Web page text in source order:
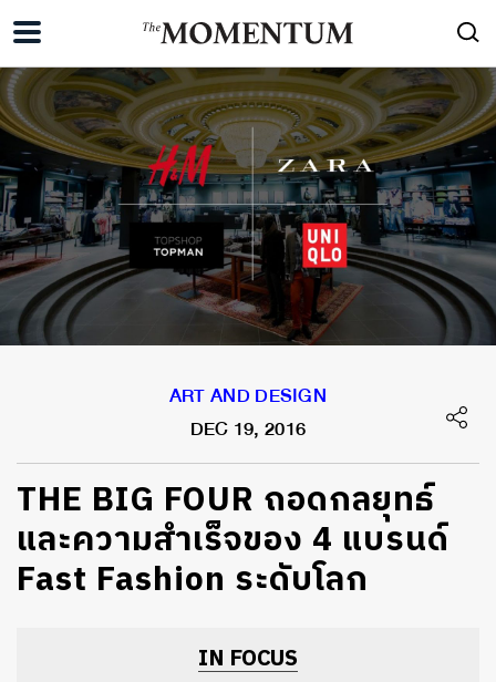
ART AND DESIGN
DEC 19, 2016
THE BIG FOUR ถอดกลยุทธ์
และความสำเร็จของ 4 แบรนด์
Fast Fashion ระดับโลก
IN FOCUS